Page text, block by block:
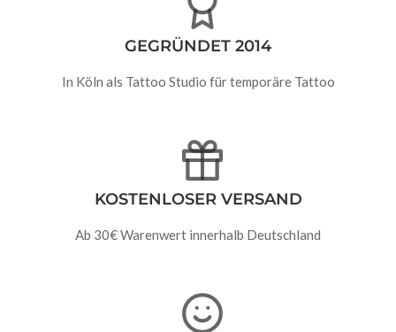
GEGRÜNDET 2014
In Köln als Tattoo Studio für temporäre Tattoo
KOSTENLOSER VERSAND
Ab 30€ Warenwert innerhalb Deutschland